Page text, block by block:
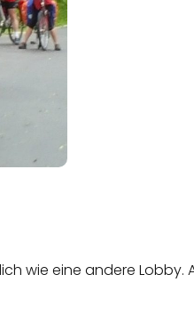
wie eine andere Lobby.